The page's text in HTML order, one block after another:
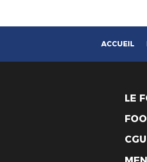
ACCUEIL
LE
CGU